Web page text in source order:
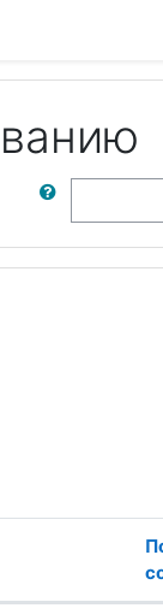
по форумам